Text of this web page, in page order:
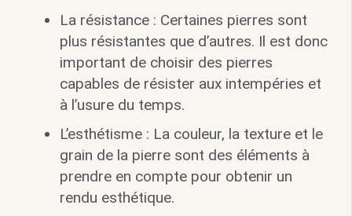
La résistance : Certaines pierres sont
plus résistantes que d’autres. Il est donc
important de choisir des pierres
capables de résister aux intempéries et
à l’usure du temps.
L’esthétisme : La couleur, la texture et le
grain de la pierre sont des éléments à
prendre en compte pour obtenir un
rendu esthétique.